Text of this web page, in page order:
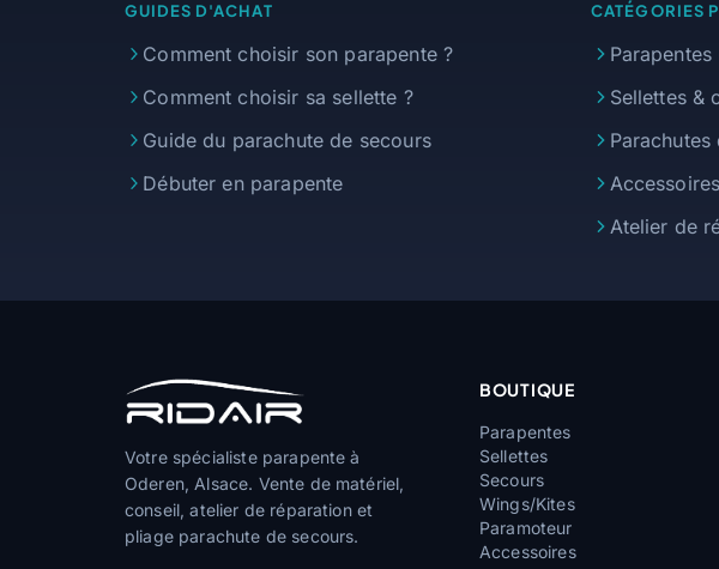
GUIDES D'ACHAT
Comment choisir son parapente ?
Comment choisir sa sellette ?
Guide du parachute de secours
Débuter en parapente
CATÉGORIES
Parapentes
Sellettes &
Atelier de
Votre spécialiste parapente à
Oderen, Alsace. Vente de matériel,
conseil, atelier de réparation et
pliage parachute de secours.
BOUTIQUE
Parapentes
Sellettes
Secours
Wings/Kites
Paramoteur
Accessoires